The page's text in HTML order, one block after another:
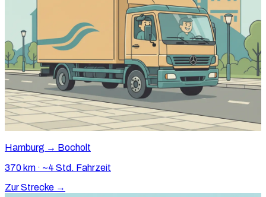
Hamburg → Bocholt
370 km · ~4 Std. Fahrzeit
Zur Strecke →